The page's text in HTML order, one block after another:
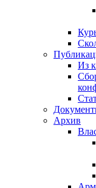
Из
Архив